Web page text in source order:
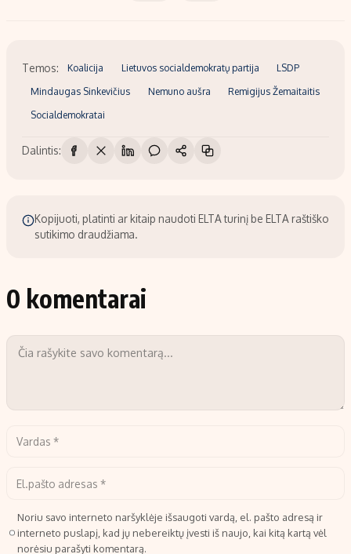
Temos: Koalicija Lietuvos socialdemokratų partija LSDP
Mindaugas Sinkevičius Nemuno aušra Remigijus Žemaitaitis
Socialdemokratai
Dalintis:
Kopijuoti, platinti ar kitaip naudoti ELTA turinį be ELTA raštiško
sutikimo draudžiama.
0 komentarai
Noriu savo interneto naršyklėje išsaugoti vardą, el. pašto adresą ir
interneto puslapį, kad jų nebereiktų įvesti iš naujo, kai kitą kartą vėl
norėsiu parašyti komentarą.